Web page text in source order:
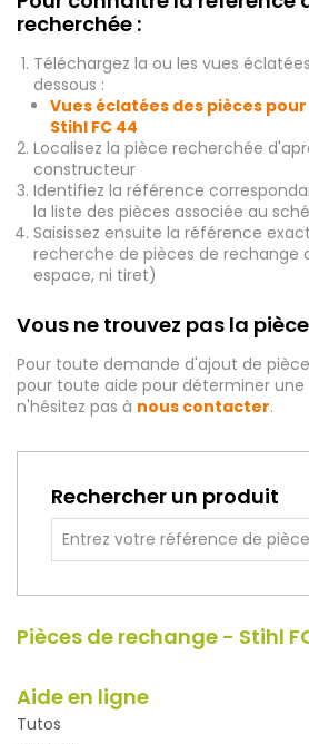
recherchée :
Téléchargez la ou les vues
dessous :
Vues éclatées des pièces
Stihl FC 44
Localisez la pièce recherchée
constructeur
Identifiez la référence
la liste des pièces associée au
Saisissez ensuite la référence
recherche de pièces de rechange
espace, ni tiret)
Vous ne trouvez pas la
Pour toute demande d'ajout de
pour toute aide pour déterminer une
n'hésitez pas à nous contacter.
Rechercher un produit
Pièces de rechange - Stihl
Aide en ligne
Tutos